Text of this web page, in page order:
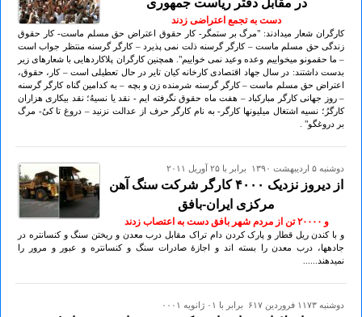
در مقابل دفتر ریاست جمهوری
دست به تجمع اعتراضی زدند
کارگران شعار میدادند: "مرگ بر ستمگر- کار حقوق اعتراض حق مسلم ماست- کار حقوق
زندگی حق مسلم ماست – کارگر گرسنه ذلت نمی پذیرد – کارگر گرسنه منتظر جواب است
– ما حقمونو میخواییم وعده وعید نمی خواییم". همچنین کارگران پلاکاردهایی با شعارهای زیر
بدست داشتند: در سال جهاد اقتصادی کارخانه کیان تایر در حال تعطیلی است – کار، حقوق،
اعتراض حق مسلم ماست – کارگر گرسنه شرمنده زن و بچه – به کدامین گناه کارگر گرسنه
– روز جهانی کارگر مبارکباد – هفت ماه حقوق نگرفته ایم - نقد یا نسیهُ؛ نقد بیکاری هزاران
کارگرُ؛ نسیه اشتغال میلیونها کارگر- به نام کارگر حرف از عدالت نزنید – دروغ تا کیُ- مرگ
بر دروغگو" .
دوشنبه ۵ ارديبهشت ۱۳۹۰ برابر با ۲۵ آوريل ۲۰۱۱
از دیروز نزدیک ۴٠٠٠ کارگر شرکت سنگ آهن
مرکزی ایران-بافق
و ۲٠٠٠٠ تن از مردم شهر بافق دست به اعتصاب زدند
و با کندن ریل قطار و پارک کردن دام تراک مقابل درب معدن و ریختن سنگ و کنسانتره در
جادهها، درب معدن را بسته اند و اجازهٔ صادرات سنگ و کنسانتره و عبور و مرور را
نمیدهند......
دوشنبه ۱۱۷۳ فروردين ۶۱۷ برابر با ۰۱ ژانويه ۰۰۰۱